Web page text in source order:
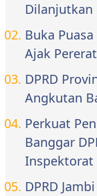
Dilanjutkan
Buka
Ajak
DPRD
Angkutan
Perkuat
Banggar
Inspektorat
DPRD